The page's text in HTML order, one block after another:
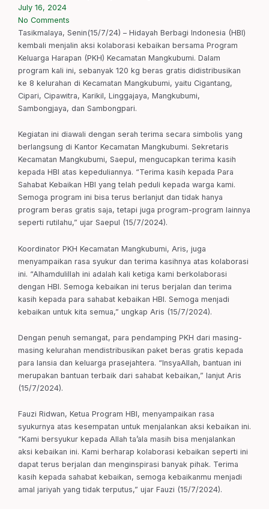
July 16, 2024
No Comments
Tasikmalaya, Senin(15/7/24) – Hidayah Berbagi Indonesia (HBI)
kembali menjalin aksi kolaborasi kebaikan bersama Program
Keluarga Harapan (PKH) Kecamatan Mangkubumi. Dalam
program kali ini, sebanyak 120 kg beras gratis didistribusikan
ke 8 kelurahan di Kecamatan Mangkubumi, yaitu Cigantang,
Cipari, Cipawitra, Karikil, Linggajaya, Mangkubumi,
Sambongjaya, dan Sambongpari.
Kegiatan ini diawali dengan serah terima secara simbolis yang
berlangsung di Kantor Kecamatan Mangkubumi. Sekretaris
Kecamatan Mangkubumi, Saepul, mengucapkan terima kasih
kepada HBI atas kepeduliannya. “Terima kasih kepada Para
Sahabat Kebaikan HBI yang telah peduli kepada warga kami.
Semoga program ini bisa terus berlanjut dan tidak hanya
program beras gratis saja, tetapi juga program-program lainnya
seperti rutilahu,” ujar Saepul (15/7/2024).
Koordinator PKH Kecamatan Mangkubumi, Aris, juga
menyampaikan rasa syukur dan terima kasihnya atas kolaborasi
ini. “Alhamdulillah ini adalah kali ketiga kami berkolaborasi
dengan HBI. Semoga kebaikan ini terus berjalan dan terima
kasih kepada para sahabat kebaikan HBI. Semoga menjadi
kebaikan untuk kita semua,” ungkap Aris (15/7/2024).
Dengan penuh semangat, para pendamping PKH dari masing-
masing kelurahan mendistribusikan paket beras gratis kepada
para lansia dan keluarga prasejahtera. “InsyaAllah, bantuan ini
merupakan bantuan terbaik dari sahabat kebaikan,” lanjut Aris
(15/7/2024).
Fauzi Ridwan, Ketua Program HBI, menyampaikan rasa
syukurnya atas kesempatan untuk menjalankan aksi kebaikan ini.
“Kami bersyukur kepada Allah ta’ala masih bisa menjalankan
aksi kebaikan ini. Kami berharap kolaborasi kebaikan seperti ini
dapat terus berjalan dan menginspirasi banyak pihak. Terima
kasih kepada sahabat kebaikan, semoga kebaikanmu menjadi
amal jariyah yang tidak terputus,” ujar Fauzi (15/7/2024).